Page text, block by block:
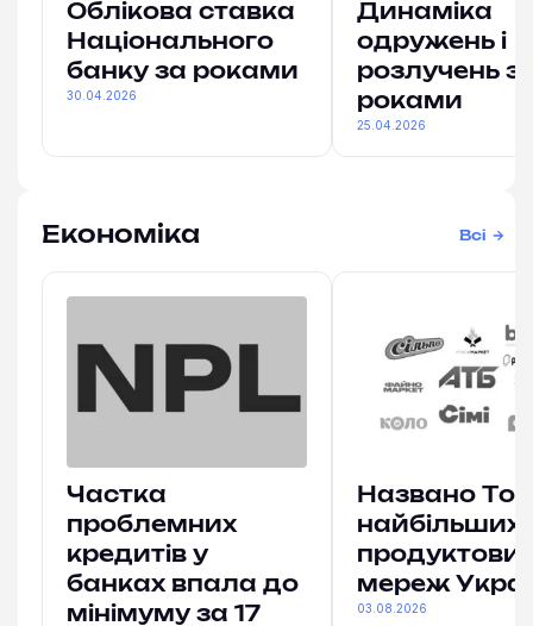
Облікова ставка
Національного
банку за роками
30.04.2026
Динаміка
одружень і
розлучень
роками
25.04.2026
Економіка Всі
Частка
проблемних
кредитів у
банках впала до
мінімуму за 17
Названо
найбільших
мереж
03.08.2026